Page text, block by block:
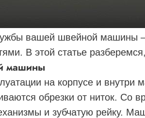
вашей швейной машины
В этой статье
машины
на корпусе и внутри
обрезки от ниток. Со
и зубчатую рейку.